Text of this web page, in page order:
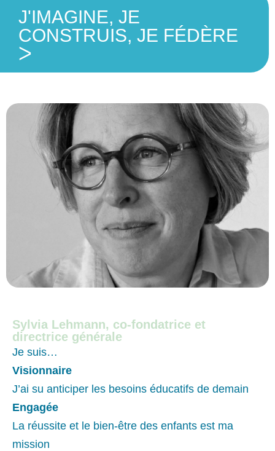
J'IMAGINE, JE
CONSTRUIS, JE FÉDÈRE
ᐳ
Sylvia Lehmann, co-fondatrice et
directrice générale
Je suis…
Visionnaire
J’ai su anticiper les besoins éducatifs de demain
Engagée
La réussite et le bien-être des enfants est ma
mission